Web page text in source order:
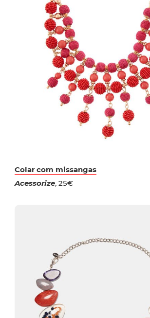
Colar com missangas
Acessorize, 25€